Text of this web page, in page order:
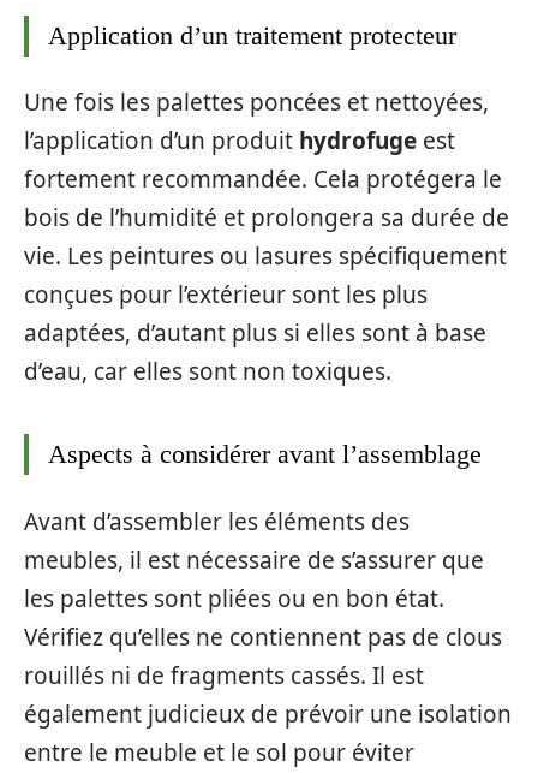
Application d’un traitement protecteur
Une fois les palettes poncées et nettoyées,
l’application d’un produit hydrofuge est
fortement recommandée. Cela protégera le
bois de l’humidité et prolongera sa durée de
vie. Les peintures ou lasures spécifiquement
conçues pour l’extérieur sont les plus
adaptées, d’autant plus si elles sont à base
d’eau, car elles sont non toxiques.
Aspects à considérer avant l’assemblage
Avant d’assembler les éléments des
meubles, il est nécessaire de s’assurer que
les palettes sont pliées ou en bon état.
Vérifiez qu’elles ne contiennent pas de clous
rouillés ni de fragments cassés. Il est
également judicieux de prévoir une isolation
entre le meuble et le sol pour éviter